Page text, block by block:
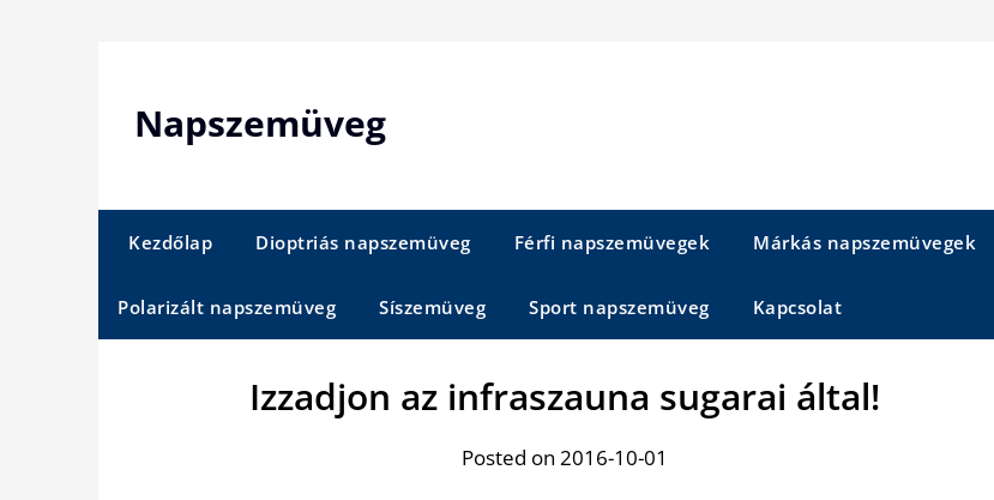
Napszemüveg
Kezdőlap Dioptriás napszemüveg Férfi napszemüvegek Márkás napszemüvegek
Polarizált napszemüveg Síszemüveg Sport napszemüveg Kapcsolat
Izzadjon az infraszauna sugarai által!
Posted on 2016-10-01